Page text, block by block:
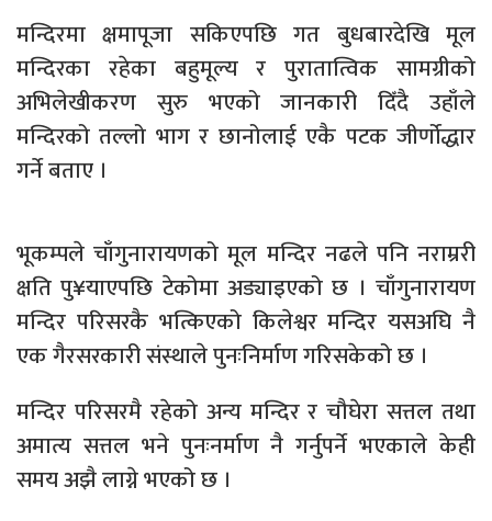
मन्दिरमा क्षमापूजा सकिएपछि गत बुधबारदेखि मूल
मन्दिरका रहेका बहुमूल्य र पुरातात्विक सामग्रीको
अभिलेखीकरण सुरु भएको जानकारी दिँदै उहाँले
मन्दिरको तल्लो भाग र छानोलाई एकै पटक जीर्णोद्धार
गर्ने बताए ।
भूकम्पले चाँगुनारायणको मूल मन्दिर नढले पनि नराम्ररी
क्षति पु¥याएपछि टेकोमा अड्याइएको छ । चाँगुनारायण
मन्दिर परिसरकै भत्किएको किलेश्वर मन्दिर यसअघि नै
एक गैरसरकारी संस्थाले पुनःनिर्माण गरिसकेको छ ।
मन्दिर परिसरमै रहेको अन्य मन्दिर र चौघेरा सत्तल तथा
अमात्य सत्तल भने पुनःनर्माण नै गर्नुपर्ने भएकाले केही
समय अझै लाग्ने भएको छ ।